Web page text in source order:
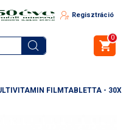
Regisztráció
0
FILMTABLETTA - 30X